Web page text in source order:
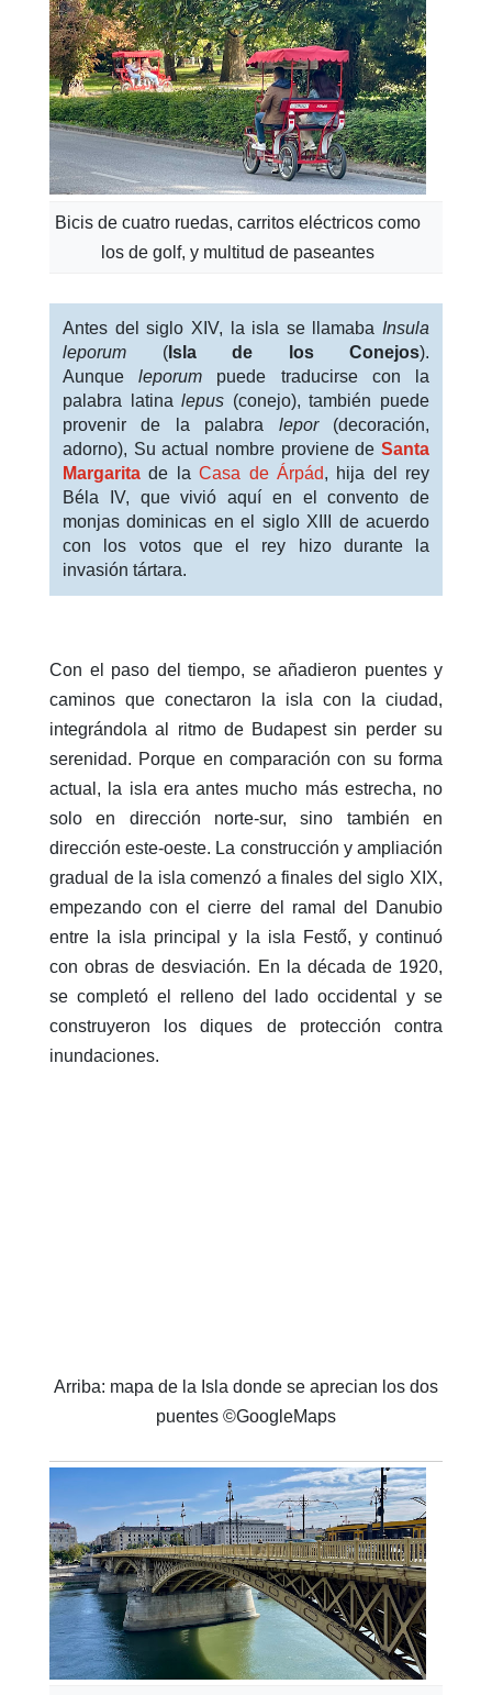
Bicis de cuatro ruedas, carritos eléctricos como
los de golf, y multitud de paseantes
Antes del siglo XIV, la isla se llamaba Insula
leporum (Isla de los Conejos).
Aunqueleporum puede traducirse con la
palabra latinalepus (conejo), también puede
provenir de la palabra lepor(decoración,
adorno), Su actual nombre proviene deSanta
Margarita de laCasa de Árpád, hija del rey
Béla IV, que vivió aquí en el convento de
monjas dominicas en el siglo XIII de acuerdo
con los votos que el rey hizo durante la
invasión tártara.
Con el paso del tiempo, se añadieron puentes y
caminos que conectaron la isla con la ciudad,
integrándola al ritmo de Budapest sin perder su
serenidad. Porque en comparación con su forma
actual, la isla era antes mucho más estrecha, no
solo en dirección norte-sur, sino también en
dirección este-oeste. La construcción y ampliación
gradual de la isla comenzó a finales del siglo XIX,
empezando con el cierre del ramal del Danubio
entre la isla principal y la isla Festő, y continuó
con obras de desviación. En la década de 1920,
se completó el relleno del lado occidental y se
construyeron los diques de protección contra
inundaciones.
Arriba: mapa de la Isla donde se aprecian los dos
puentes ©GoogleMaps